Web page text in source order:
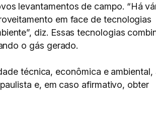
levantamentos de campo. “Há
em face de tecnologias
diz. Essas tecnologias
o gás gerado.
técnica, econômica e ambiental,
e, em caso afirmativo, obter